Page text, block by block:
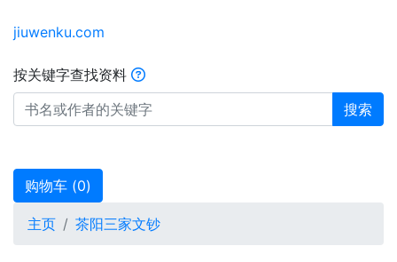
jiuwenku.com
按关键字查找资料
搜索
购物车 (0)
主页 茶阳三家文钞